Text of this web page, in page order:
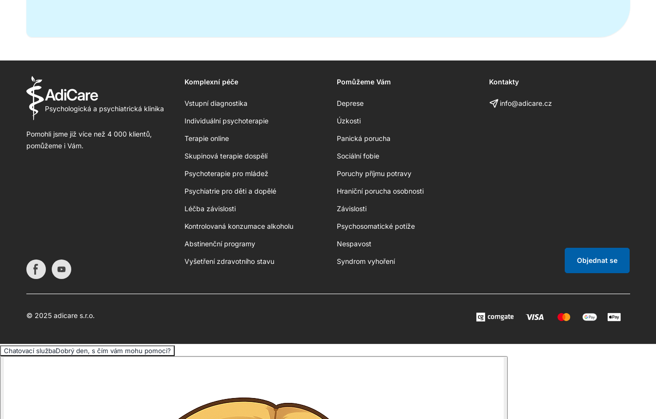
AdiCare
Psychologická a psychiatrická klinika
Pomohli jsme již více než 4 000 klientů,
pomůžeme i Vám.
Komplexní péče
Vstupní diagnostika
Individuální psychoterapie
Terapie online
Skupinová terapie dospělí
Psychoterapie pro mládež
Psychiatrie pro děti a dopělé
Léčba závislosti
Kontrolovaná konzumace alkoholu
Abstinenční programy
Vyšetření zdravotního stavu
Pomůžeme Vám
Deprese
Úzkosti
Panická porucha
Sociální fobie
Poruchy příjmu potravy
Hraniční porucha osobnosti
Závislosti
Psychosomatické potíže
Nespavost
Syndrom vyhoření
Kontakty
info@adicare.cz
Objednat se
© 2025 adicare s.r.o.